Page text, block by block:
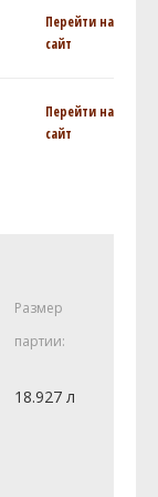
Перейти на
сайт
Перейти на
сайт
Размер
партии:
18.927 л